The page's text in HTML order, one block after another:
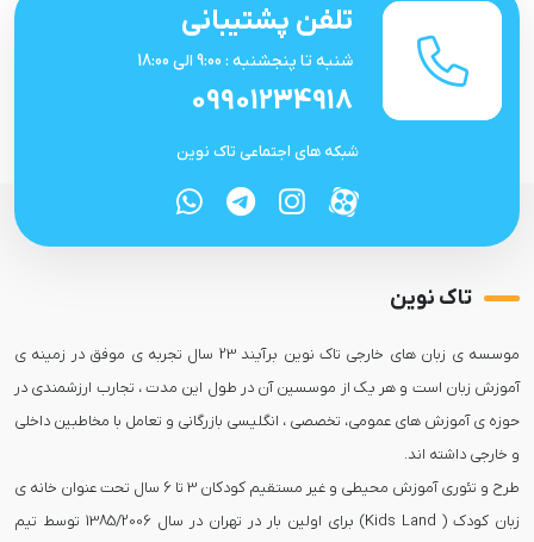
تلفن پشتیبانی
شنبه تا پنجشنبه : 9:00 الی 18:00
09901234918
شبکه های اجتماعی تاک نوین
تاک نوین
موسسه ی زبان های خارجی تاک نوین برآیند 23 سال تجربه ی موفق در زمینه ی
آموزش زبان است و هر یک از موسسین آن در طول این مدت ، تجارب ارزشمندی در
حوزه ی آموزش های عمومی، تخصصی ، انگلیسی بازرگانی و تعامل با مخاطبین داخلی
طرح و تئوری آموزش محیطی و غیر مستقیم کودکان 3 تا 6 سال تحت عنوان خانه ی
زبان کودک ( Kids Land) برای اولین بار در تهران در سال 1385/2006 توسط تیم